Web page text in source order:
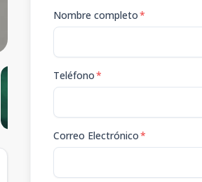
Nombre completo*
Teléfono*
Correo Electrónico*